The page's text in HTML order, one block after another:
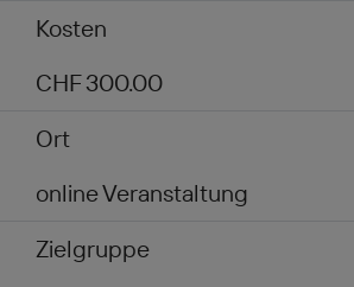
Kosten
CHF 300.00
Ort
online Veranstaltung
Zielgruppe